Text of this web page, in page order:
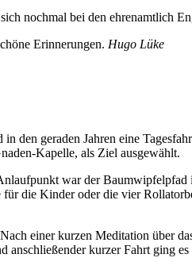
nochmal bei den ehrenamtlich
Erinnerungen. Hugo Lüke
den geraden Jahren eine
Kapelle, als Ziel ausgewählt.
war der
die Kinder oder die vier
einer kurzen Meditation über
anschließender kurzer Fahrt ging